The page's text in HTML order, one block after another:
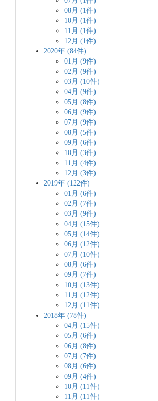
08月 (1件)
10月 (1件)
11月 (1件)
12月 (1件)
2020年 (84件)
01月 (9件)
02月 (9件)
03月 (10件)
04月 (9件)
05月 (8件)
06月 (9件)
07月 (9件)
08月 (5件)
09月 (6件)
10月 (3件)
11月 (4件)
12月 (3件)
2019年 (122件)
01月 (6件)
02月 (7件)
03月 (9件)
04月 (15件)
05月 (14件)
06月 (12件)
07月 (10件)
08月 (6件)
09月 (7件)
10月 (13件)
11月 (12件)
12月 (11件)
2018年 (78件)
04月 (15件)
05月 (6件)
06月 (8件)
07月 (7件)
08月 (6件)
09月 (4件)
10月 (11件)
11月 (11件)